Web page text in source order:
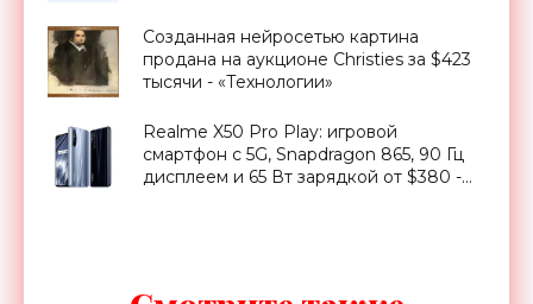
6 и ценником от $572 - «Смартфоны»
Созданная нейросетью картина
продана на аукционе Christies за $423
тысячи - «Технологии»
Realme X50 Pro Play: игровой
смартфон с 5G, Snapdragon 865, 90 Гц
дисплеем и 65 Вт зарядкой от $380 -